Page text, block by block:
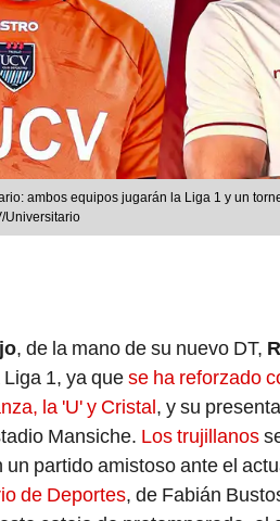
ambos equipos jugarán la Liga 1 y un
Universitario
, de la mano de su nuevo DT,
1, ya quese ha reforzado
la 'U' y Cristal, y su
Mansiche. Los trujillanos
partido amistoso ante el
de Deportes, de Fabián